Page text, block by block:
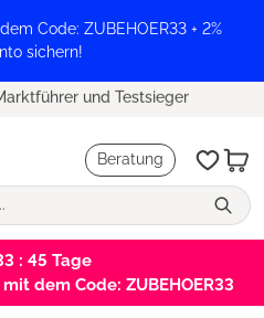
Code: ZUBEHOER33 + 2%
sichern!
und Testsieger
Beratung
: 44 Tage
dem Code: ZUBEHOER33